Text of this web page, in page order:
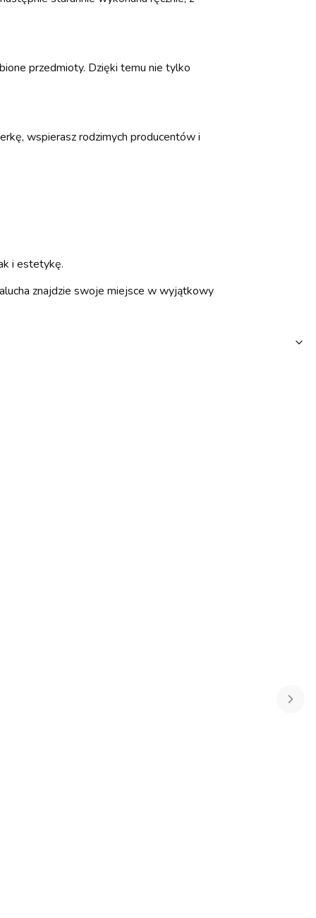
przedmioty. Dzięki temu nie tylko
wspierasz rodzimych producentów i
i estetykę.
znajdzie swoje miejsce w wyjątkowy